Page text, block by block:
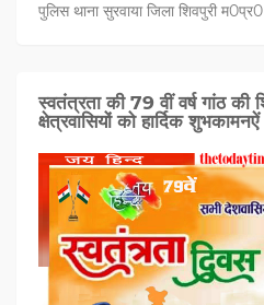
पुलिस थाना सुरवाया जिला शिवपुरी म0प्र0
स्वतंत्रता की 79 वीं वर्ष गांठ की
क्षेत्रवासियों को हार्दिक शुभकामनऐं